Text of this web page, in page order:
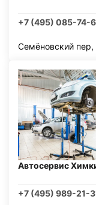
+7 (495) 085-74-
Семёновский пер,
Автосервис
+7 (495) 989-21-